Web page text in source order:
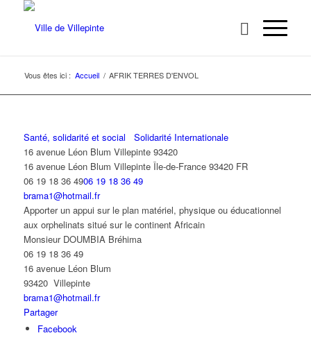
Vous êtes ici : Accueil / AFRIK TERRES D'ENVOL
Santé, solidarité et social
Solidarité Internationale
16 avenue Léon Blum Villepinte 93420
16 avenue Léon Blum Villepinte Île-de-France 93420 FR
06 19 18 36 4906 19 18 36 49
brama1@hotmail.fr
Apporter un appui sur le plan matériel, physique ou éducationnel
aux orphelinats situé sur le continent Africain
Monsieur DOUMBIA Bréhima
06 19 18 36 49
16 avenue Léon Blum
93420 Villepinte
brama1@hotmail.fr
Partager
Facebook